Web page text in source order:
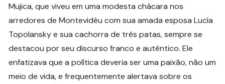
Mujica, que viveu em uma modesta chácara nos
arredores de Montevidéu com sua amada esposa Lucía
Topolansky e sua cachorra de três patas, sempre se
destacou por seu discurso franco e autêntico. Ele
enfatizava que a política deveria ser uma paixão, não um
meio de vida, e frequentemente alertava sobre os